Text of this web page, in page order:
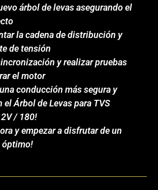
árbol de levas asegurando el
la cadena de distribución y
de tensión
y realizar pruebas
el motor
conducción más segura y
el Árbol de Levas para TVS
/ 180!
y empezar a disfrutar de un
óptimo!